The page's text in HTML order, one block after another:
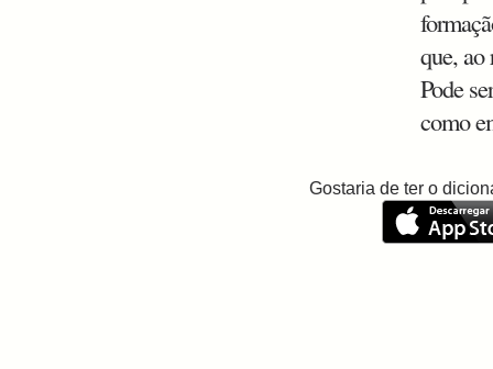
que, ao
Pode
como
Gostaria de ter o